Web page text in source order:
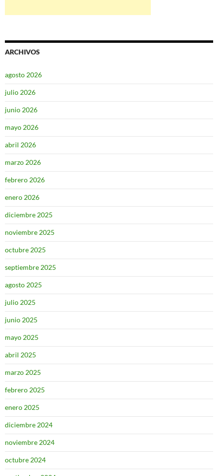
ARCHIVOS
agosto 2026
julio 2026
junio 2026
mayo 2026
abril 2026
marzo 2026
febrero 2026
enero 2026
diciembre 2025
noviembre 2025
octubre 2025
septiembre 2025
agosto 2025
julio 2025
junio 2025
mayo 2025
abril 2025
marzo 2025
febrero 2025
enero 2025
diciembre 2024
noviembre 2024
octubre 2024